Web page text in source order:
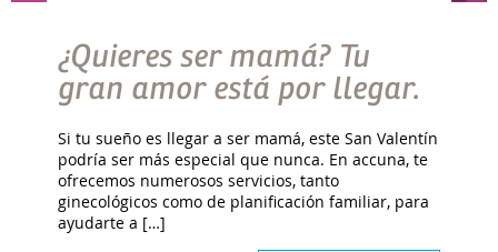
¿Quieres ser mamá? Tu
gran amor está por llegar.
Si tu sueño es llegar a ser mamá, este San Valentín
podría ser más especial que nunca. En accuna, te
ofrecemos numerosos servicios, tanto
ginecológicos como de planificación familiar, para
ayudarte a […]